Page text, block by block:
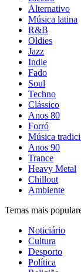
Alternativo
Música latina
R&B
Oldies
Jazz
Indie
Fado
Soul
Techno
Clássico
Anos 80
Forró
Música
Anos 90
Trance
Heavy Metal
Chillout
Ambiente
Temas mais
Noticiário
Cultura
Desporto
Política